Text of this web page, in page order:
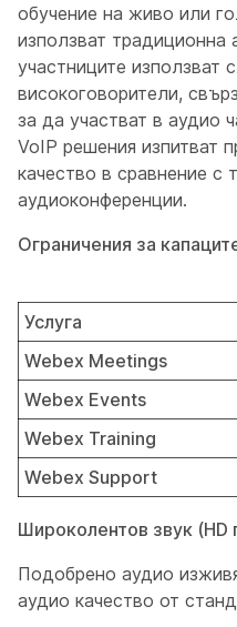
обучение на живо или
използват традиционна
участниците използват
високоговорители,
за да участват в аудио
VoIP решения изпитват
качество в сравнение с
аудиоконференции.
Ограничения за
Услуга
Webex Meetings
Webex Events
Webex Training
Webex Support
Широколентов звук (HD
Подобрено аудио
аудио качество от